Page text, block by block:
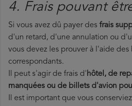
4. Frais pouvant
Si vous avez dû payer des frais
d'un retard, d'une annulation ou
vous devez les prouver à l'aide
correspondants.
Il peut s'agir de frais d'hôtel, de
manquées ou de billets d'avion
Il est important que vous